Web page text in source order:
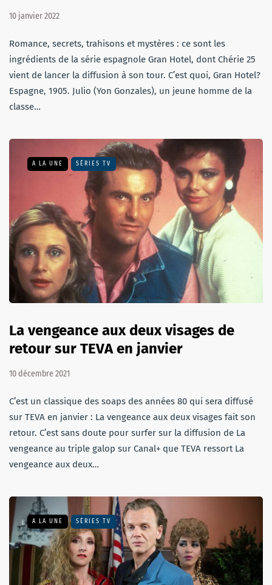
10 janvier 2022
Romance, secrets, trahisons et mystères : ce sont les
ingrédients de la série espagnole Gran Hotel, dont Chérie 25
vient de lancer la diffusion à son tour. C’est quoi, Gran Hotel?
Espagne, 1905. Julio (Yon Gonzales), un jeune homme de la
classe…
A LA UNE SÉRIES TV
La vengeance aux deux visages de
retour sur TEVA en janvier
10 décembre 2021
C’est un classique des soaps des années 80 qui sera diffusé
sur TEVA en janvier : La vengeance aux deux visages fait son
retour. C’est sans doute pour surfer sur la diffusion de La
vengeance au triple galop sur Canal+ que TEVA ressort La
vengeance aux deux…
A LA UNE SÉRIES TV